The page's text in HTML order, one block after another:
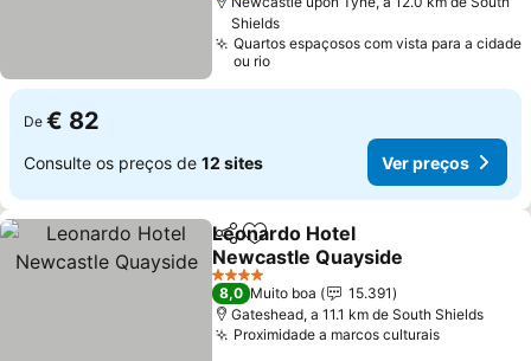
Shields
Quartos espaçosos com vista para a cidade
ou rio
De € 82
Consulte os preços de 12 sites Ver preços
PartilharAdicionar aos favoritos
Leonardo Hotel
Newcastle Quayside
Ver preços
4 Estrelas
8,0 Muito boa
15.391
Gateshead, a 11.1 km de South Shields
Proximidade a marcos culturaisVer